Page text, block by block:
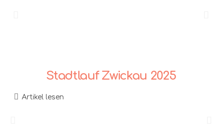
Stadtlauf Zwickau 2025
Artikel lesen